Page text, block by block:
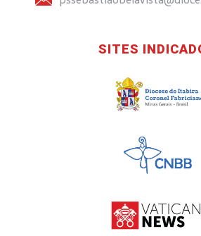
SITES